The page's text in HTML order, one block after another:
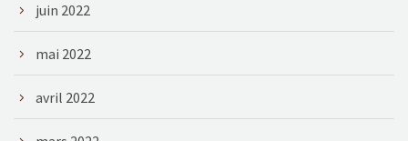
juin 2022
mai 2022
avril 2022